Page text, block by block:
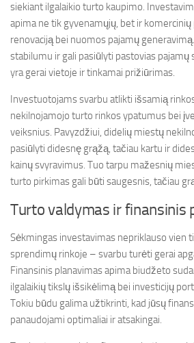
siekiant ilgalaikio turto kaupimo.
apima ne tik gyvenamųjų, bet ir
renovaciją bei nuomos pajamų
stabilumu ir gali pasiūlyti pastovias pajamų
yra gerai vietoje ir tinkamai prižiūrimas.
Investuotojams svarbu atlikti išsamią
nekilnojamojo turto rinkos ypatumus bei
veiksnius. Pavyzdžiui, didelių miestų
pasiūlyti didesnę grąžą, tačiau kartu ir
kainų svyravimus. Tuo tarpu mažesnių
turto pirkimas gali būti saugesnis, tačiau
Turto valdymas ir finansinis
Sėkmingas investavimas nepriklauso vien
sprendimų rinkoje – svarbu turėti gerai
Finansinis planavimas apima biudžeto
ilgalaikių tikslų išsikėlimą bei investicijų
Tokiu būdu galima užtikrinti, kad jūsų
panaudojami optimaliai ir atsakingai.